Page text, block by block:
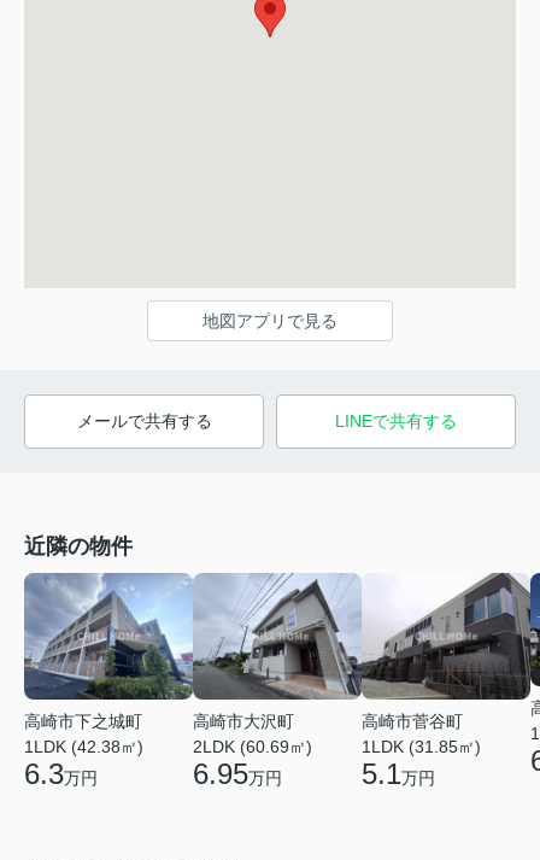
地図アプリで見る
メールで共有する LINEで共有する
近隣の物件
高崎市下之城町
1LDK (42.38㎡)
6.3万円
高崎市大沢町
2LDK (60.69㎡)
6.95万円
高崎市菅谷町
1LDK (31.85㎡)
5.1万円